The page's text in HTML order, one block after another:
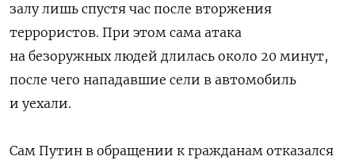
залу лишь спустя час после вторжения
террористов. При этом сама атака
на безоружных людей длилась около 20 минут,
после чего нападавшие сели в автомобиль
и уехали.
Сам Путин в обращении к гражданам отказался